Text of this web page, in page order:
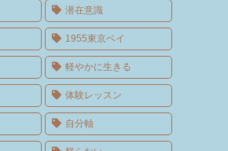
潜在意識
1955東京ベイ
軽やかに生きる
体験レッスン
自分軸